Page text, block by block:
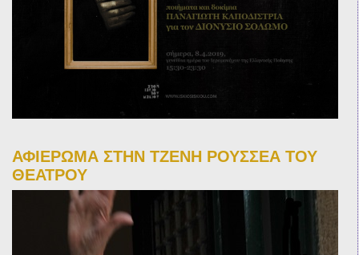
ΑΦΙΕΡΩΜΑ ΣΤΗΝ ΤΖΕΝΗ ΡΟΥΣΣΕΑ ΤΟΥ
ΘΕΑΤΡΟΥ